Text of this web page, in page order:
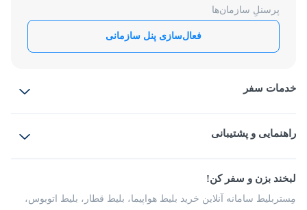
پرسنلِ سازمان‌ها
فعال‌سازی پنل سازمانی
خدمات سفر
بلیط قطار
راهنمایی و پشتیبانی
شرایط و مقررات
راهکار سازمانی
فرصت‌های شغلی
لبخند بزن و سفر کن!
مِستربلیط سامانه آنلاین خرید بلیط هواپیما، بلیط قطار، بلیط اتوبوس،